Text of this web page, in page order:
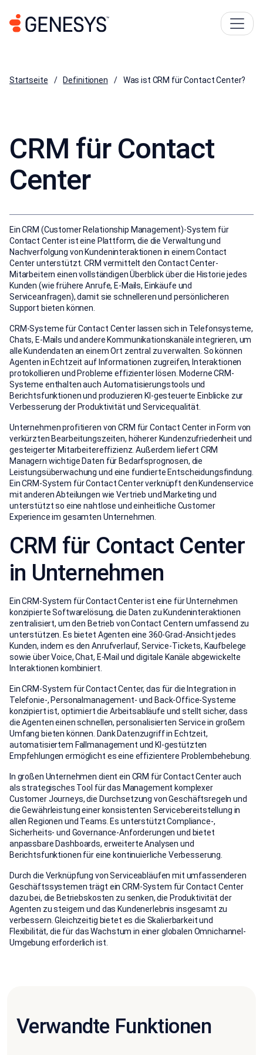
Startseite Definitionen Was ist CRM für Contact Center?
CRM für Contact
Center
Ein CRM (Customer Relationship Management)-System für
Contact Center ist eine Plattform, die die Verwaltung und
Nachverfolgung von Kundeninteraktionen in einem Contact
Center unterstützt. CRM vermittelt den Contact Center-
Mitarbeitern einen vollständigen Überblick über die Historie jedes
Kunden (wie frühere Anrufe, E-Mails, Einkäufe und
Serviceanfragen), damit sie schnelleren und persönlicheren
Support bieten können.
CRM-Systeme für Contact Center lassen sich in Telefonsysteme,
Chats, E-Mails und andere Kommunikationskanäle integrieren, um
alle Kundendaten an einem Ort zentral zu verwalten. So können
Agenten in Echtzeit auf Informationen zugreifen, Interaktionen
protokollieren und Probleme effizienter lösen. Moderne CRM-
Systeme enthalten auch Automatisierungstools und
Berichtsfunktionen und produzieren KI-gesteuerte Einblicke zur
Verbesserung der Produktivität und Servicequalität.
Unternehmen profitieren von CRM für Contact Center in Form von
verkürzten Bearbeitungszeiten, höherer Kundenzufriedenheit und
gesteigerter Mitarbeitereffizienz. Außerdem liefert CRM
Managern wichtige Daten für Bedarfsprognosen, die
Leistungsüberwachung und eine fundierte Entscheidungsfindung.
Ein CRM-System für Contact Center verknüpft den Kundenservice
mit anderen Abteilungen wie Vertrieb und Marketing und
unterstützt so eine nahtlose und einheitliche Customer
Experience im gesamten Unternehmen.
CRM für Contact Center
in Unternehmen
Ein CRM-System für Contact Center ist eine für Unternehmen
konzipierte Softwarelösung, die Daten zu Kundeninteraktionen
zentralisiert, um den Betrieb von Contact Centern umfassend zu
unterstützen. Es bietet Agenten eine 360-Grad-Ansicht jedes
Kunden, indem es den Anrufverlauf, Service-Tickets, Kaufbelege
sowie über Voice, Chat, E-Mail und digitale Kanäle abgewickelte
Interaktionen kombiniert.
Ein CRM-System für Contact Center, das für die Integration in
Telefonie-, Personalmanagement- und Back-Office-Systeme
konzipiert ist, optimiert die Arbeitsabläufe und stellt sicher, dass
die Agenten einen schnellen, personalisierten Service in großem
Umfang bieten können. Dank Datenzugriff in Echtzeit,
automatisiertem Fallmanagement und KI-gestützten
Empfehlungen ermöglicht es eine effizientere Problembehebung.
In großen Unternehmen dient ein CRM für Contact Center auch
als strategisches Tool für das Management komplexer
Customer Journeys, die Durchsetzung von Geschäftsregeln und
die Gewährleistung einer konsistenten Servicebereitstellung in
allen Regionen und Teams. Es unterstützt Compliance-,
Sicherheits- und Governance-Anforderungen und bietet
anpassbare Dashboards, erweiterte Analysen und
Berichtsfunktionen für eine kontinuierliche Verbesserung.
Durch die Verknüpfung von Serviceabläufen mit umfassenderen
Geschäftssystemen trägt ein CRM-System für Contact Center
dazu bei, die Betriebskosten zu senken, die Produktivität der
Agenten zu steigern und das Kundenerlebnis insgesamt zu
verbessern. Gleichzeitig bietet es die Skalierbarkeit und
Flexibilität, die für das Wachstum in einer globalen Omnichannel-
Umgebung erforderlich ist.
Verwandte Funktionen